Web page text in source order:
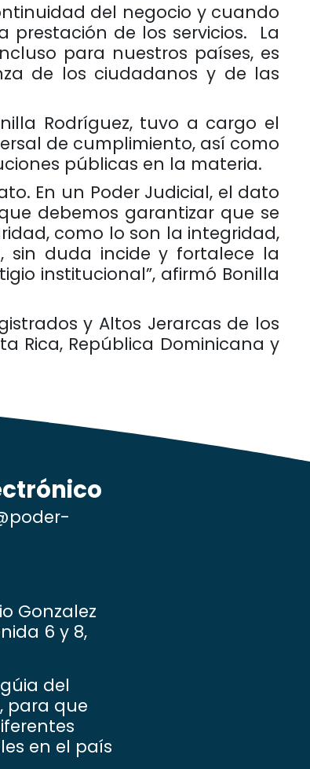
del negocio y cuando
de los servicios.
La
para nuestros países, es
de los ciudadanos y de las
Rodríguez, tuvo a cargo el
de cumplimiento, así como
públicas en la materia.
En un Poder Judicial, el dato
debemos garantizar que se
como lo son la integridad,
sin duda incide y fortalece la
institucional”, afirmó Bonilla
y Altos Jerarcas de los
Rica, República Dominicana y
Gonzalez
6 y 8,
del
para que
en el país